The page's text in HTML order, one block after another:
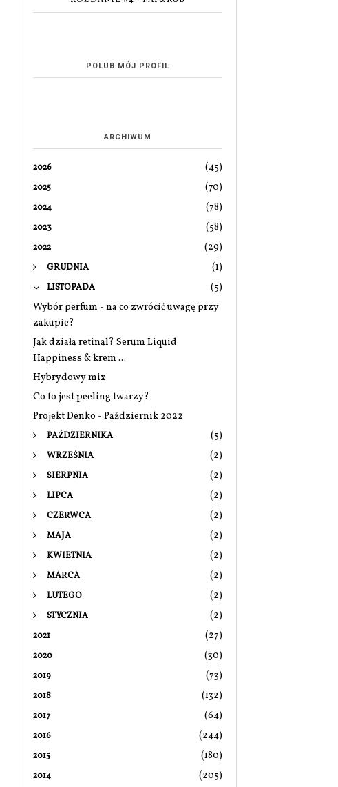
POLUB MÓJ PROFIL
ARCHIWUM
2026 (45)
2025 (70)
2024 (78)
2023 (58)
2022 (29)
GRUDNIA (1)
LISTOPADA
(5)
Wybór perfum - na co zwrócić uwagę przy
zakupie?
Jak działa retinal? Serum Liquid
Happiness & krem ...
Hybrydowy mix
Co to jest peeling twarzy?
Projekt Denko - Październik 2022
PAŹDZIERNIKA (5)
WRZEŚNIA (2)
SIERPNIA (2)
LIPCA (2)
CZERWCA (2)
MAJA (2)
KWIETNIA (2)
MARCA (2)
LUTEGO (2)
STYCZNIA (2)
2021 (27)
2020 (30)
2019 (73)
2018 (132)
2017 (64)
2016 (244)
2015 (180)
2014 (205)